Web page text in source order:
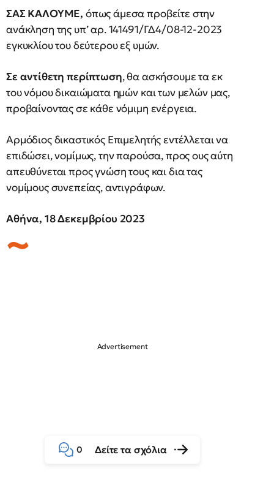
ΣΑΣ ΚΑΛΟΥΜΕ, όπως άμεσα προβείτε στην
ανάκληση της υπ’ αρ. 141491/ΓΔ4/08-12-2023
εγκυκλίου του δεύτερου εξ υμών.
Σε αντίθετη περίπτωση, θα ασκήσουμε τα εκ
του νόμου δικαιώματα ημών και των μελών μας,
προβαίνοντας σε κάθε νόμιμη ενέργεια.
Αρμόδιος δικαστικός Επιμελητής εντέλλεται να
επιδώσει, νομίμως, την παρούσα, προς ους αύτη
απευθύνεται προς γνώση τους και δια τας
νομίμους συνεπείας, αντιγράφων.
Αθήνα, 18 Δεκεμβρίου 2023
0 Δείτε τα σχόλια